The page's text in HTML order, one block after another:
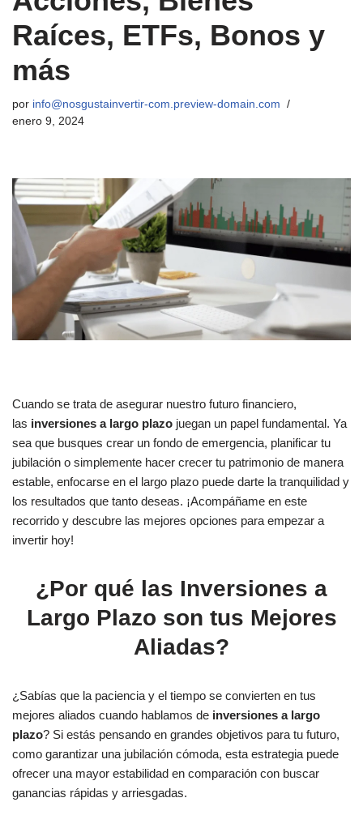
Raíces, ETFs, Bonos y
más
por info@nosgustainvertir-com.preview-domain.com
enero 9, 2024
Cuando se trata de asegurar nuestro futuro financiero,
las inversiones a largo plazo juegan un papel fundamental. Ya
sea que busques crear un fondo de emergencia, planificar tu
jubilación o simplemente hacer crecer tu patrimonio de manera
estable, enfocarse en el largo plazo puede darte la tranquilidad y
los resultados que tanto deseas. ¡Acompáñame en este
recorrido y descubre las mejores opciones para empezar a
invertir hoy!
¿Por qué las Inversiones a
Largo Plazo son tus Mejores
Aliadas?
¿Sabías que la paciencia y el tiempo se convierten en tus
mejores aliados cuando hablamos de inversiones a largo
plazo? Si estás pensando en grandes objetivos para tu futuro,
como garantizar una jubilación cómoda, esta estrategia puede
ofrecer una mayor estabilidad en comparación con buscar
ganancias rápidas y arriesgadas.